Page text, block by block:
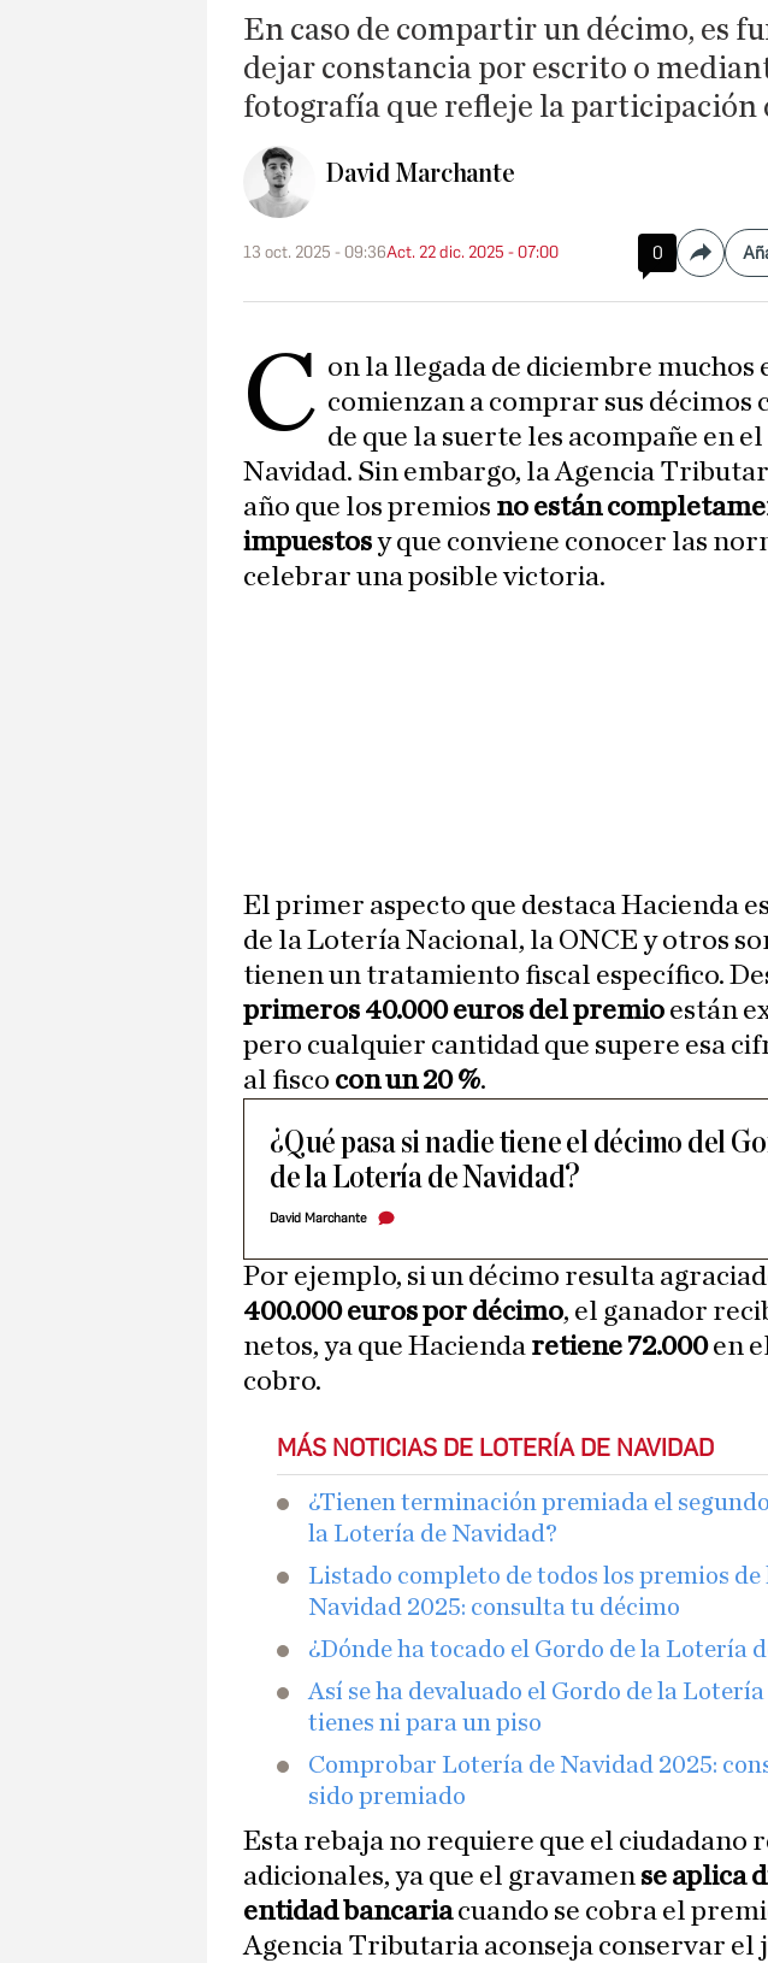
En caso de compartir un décimo, es
dejar constancia por escrito o
fotografía que refleje la participación
David Marchante
13 oct. 2025 - 09:36Act. 22 dic. 2025 - 07:00 0
C on la llegada de diciembre muchos
comienzan a comprar sus décimos
de que la suerte les acompañe en
Navidad. Sin embargo, la Agencia
año que los premios no están
impuestosy que conviene conocer las
celebrar una posible victoria.
El primer aspecto que destaca Hacienda
de la Lotería Nacional, la ONCE y otros
tienen un tratamiento fiscal específico.
primeros 40.000 euros del premio están
pero cualquier cantidad que supere esa
al fisco con un 20 %.
¿Qué pasa si nadie tiene el décimo del
de la Lotería de Navidad?
David Marchante
Por ejemplo, si un décimo resulta
400.000 euros por décimo, el ganador
netos, ya que Hacienda retiene 72.000en
cobro.
MÁS NOTICIAS DE LOTERÍA DE NAVIDAD
¿Tienen terminación premiada el
la Lotería de Navidad?
Listado completo de todos los premios
Navidad 2025: consulta tu décimo
¿Dónde ha tocado el Gordo de la Lotería
Así se ha devaluado el Gordo de la
tienes ni para un piso
Comprobar Lotería de Navidad 2025:
sido premiado
Esta rebaja no requiere que el ciudadano
adicionales, ya que el gravamen se aplica
entidad bancariacuando se cobra el
Agencia Tributaria aconseja conservar el